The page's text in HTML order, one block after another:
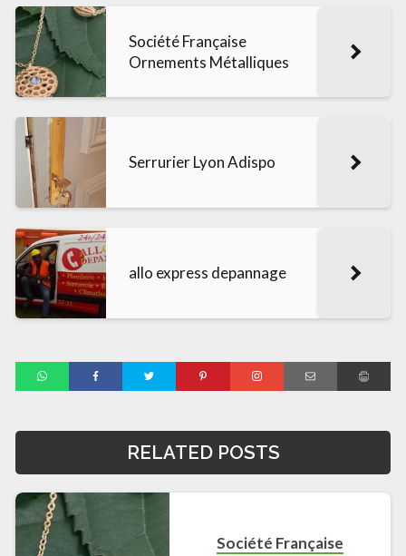
Société Française
Ornements Métalliques
Serrurier Lyon Adispo
allo express depannage
RELATED POSTS
Société Française